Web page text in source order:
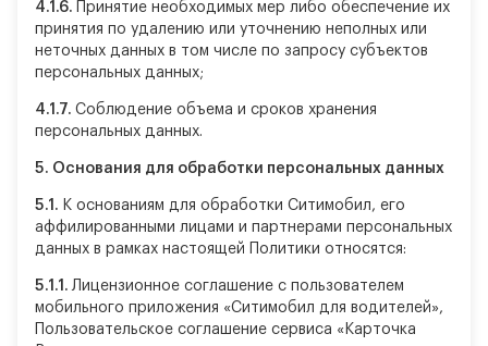
4.1.6.
Принятие необходимых мер либо обеспечение их
принятия по удалению или уточнению неполных или
неточных данных в том числе по запросу субъектов
персональных данных;
4.1.7. Соблюдение объема и сроков хранения
персональных данных.
5. Основания для обработки персональных данных
5.1. К основаниям для обработки Ситимобил, его
аффилированными лицами и партнерами персональных
данных в рамках настоящей Политики относятся:
5.1.1. Лицензионное соглашение с пользователем
мобильного приложения «Ситимобил для водителей»,
Пользовательское соглашение сервиса «Карточка